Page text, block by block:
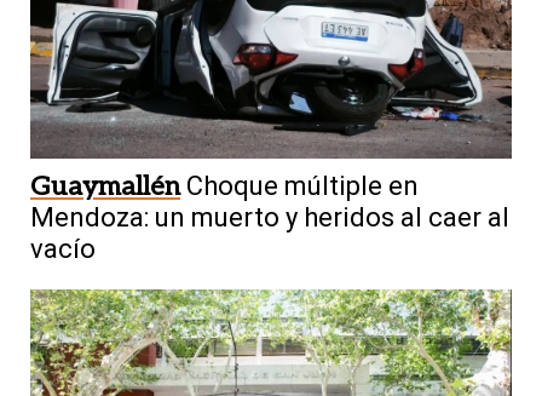
Guaymallén Choque múltiple en
Mendoza: un muerto y heridos al caer al
vacío